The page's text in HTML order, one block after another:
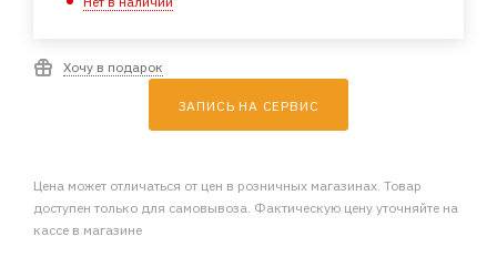
Хочу в подарок
ЗАПИСЬ НА СЕРВИС
Цена может отличаться от цен в розничных магазинах. Товар
доступен только для самовывоза. Фактическую цену уточняйте на
кассе в магазине